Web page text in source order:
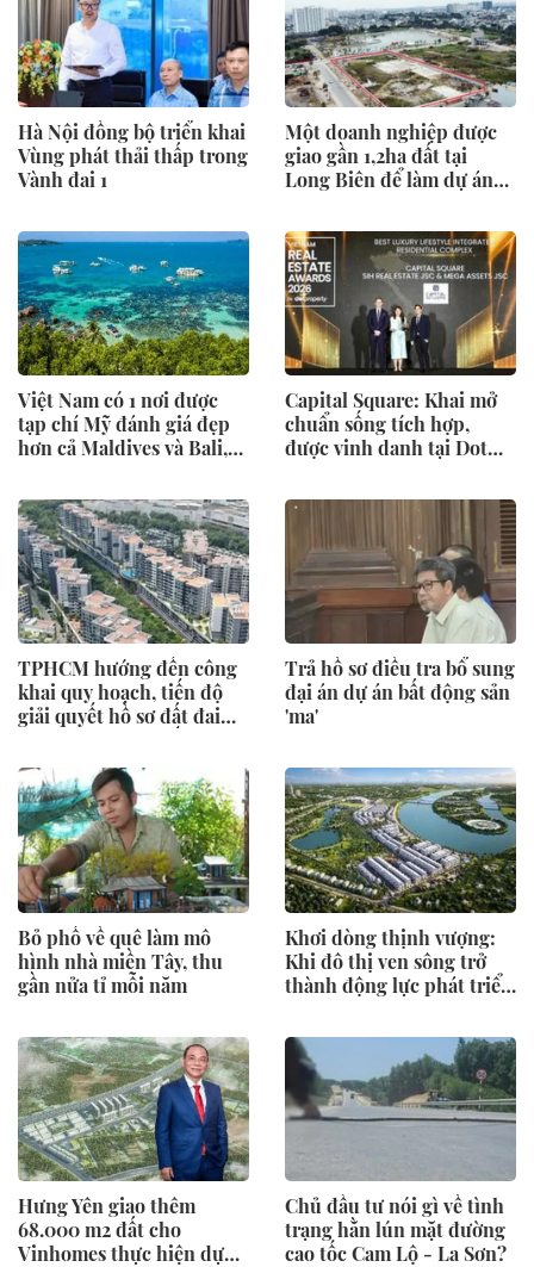
Hà Nội đồng bộ triển khai
Vùng phát thải thấp trong
Vành đai 1
Một doanh nghiệp được
giao gần 1,2ha đất tại
Long Biên để làm dự án
mại
Việt Nam có 1 nơi được
tạp chí Mỹ đánh giá đẹp
hơn cả Maldives và Bali,
Sun Group, Vingroup,
BIM Group... chọn làm
điểm đến
Capital Square: Khai mở
chuẩn sống tích hợp,
được vinh danh tại Dot
TPHCM hướng đến công
khai quy hoạch, tiến độ
giải quyết hồ sơ đất đai
Trả hồ sơ điều tra bổ sung
đại án dự án bất động sản
'ma'
Bỏ phố về quê làm mô
hình nhà miền Tây, thu
gần nửa tỉ mỗi năm
Khơi dòng thịnh vượng:
Khi đô thị ven sông trở
thành động lực phát triển
Hưng Yên giao thêm
68.000 m2 đất cho
Vinhomes thực hiện dự
Chủ đầu tư nói gì về tình
trạng hằn lún mặt đường
cao tốc Cam Lộ - La Sơn?